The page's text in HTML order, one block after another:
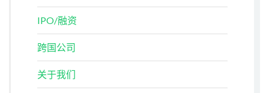
IPO/融资
跨国公司
关于我们